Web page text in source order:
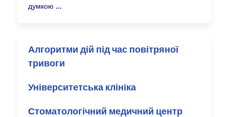
думкою
Алгоритми дій під час повітряної
тривоги
Університетська клініка
Стоматологічний медичний центр